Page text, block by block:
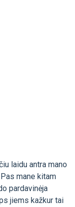
laidu antra mano
mane kitam
pardavinėja
jiems kažkur tai